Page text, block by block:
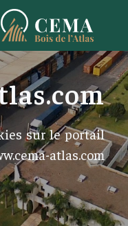
sur le portail
atlas.com